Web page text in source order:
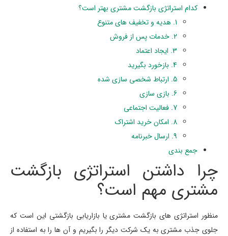
کدام استراتژی بازگشت مشتری بهتر است؟
1. هدیه و تخفیف های متنوع
2. خدمات پس از فروش
3. ایجاد اعتماد
4. بازخورد بگیرید
5. ارتباط شخصی سازی شده
6. بازی سازی
7. فعالیت اجتماعی
8. امکان خرید اشتراک
9. ارسال خبرنامه
جمع بندی
چرا داشتن استراتژی بازگشت
مشتری مهم است؟
منظور استراتژی های بازگشت مشتری یا بازاریابی بازگشتی این است که
جلوی جذب مشتری به یک شرکت دیگر را بگیریم و آن ها را به استفاده از